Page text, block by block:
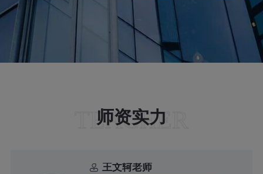
TEACHER
师资实力
王文轲老师